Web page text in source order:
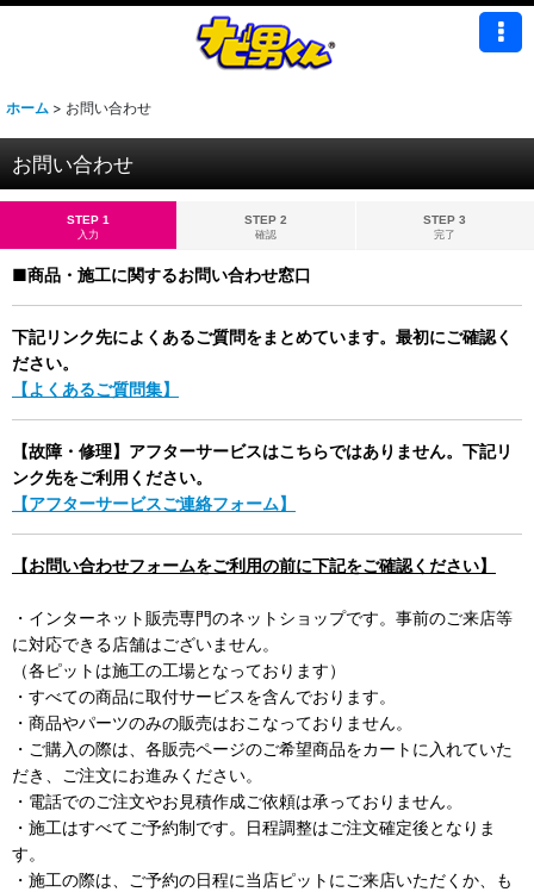
ホーム > お問い合わせ
お問い合わせ
STEP 1
入力
STEP 2
確認
STEP 3
完了
■商品・施工に関するお問い合わせ窓口
下記リンク先によくあるご質問をまとめています。最初にご確認く
ださい。
【よくあるご質問集】
【故障・修理】アフターサービスはこちらではありません。下記リ
ンク先をご利用ください。
【アフターサービスご連絡フォーム】
【お問い合わせフォームをご利用の前に下記をご確認ください】
・インターネット販売専門のネットショップです。事前のご来店等
に対応できる店舗はございません。
（各ピットは施工の工場となっております）
・すべての商品に取付サービスを含んでおります。
・商品やパーツのみの販売はおこなっておりません。
・ご購入の際は、各販売ページのご希望商品をカートに入れていた
だき、ご注文にお進みください。
・電話でのご注文やお見積作成ご依頼は承っておりません。
・施工はすべてご予約制です。日程調整はご注文確定後となりま
す。
・施工の際は、ご予約の日程に当店ピットにご来店いただくか、も